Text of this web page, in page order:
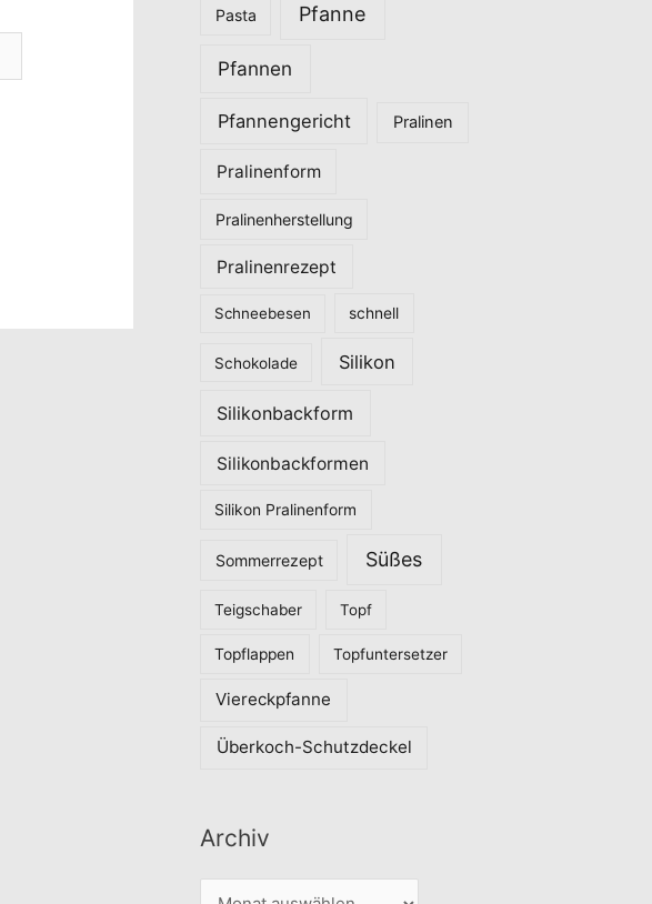
Pasta Pfanne
Pfannen
Pfannengericht Pralinen
Pralinenform
Pralinenherstellung
Pralinenrezept
Schneebesen schnell
Schokolade Silikon
Silikonbackform
Silikonbackformen
Silikon Pralinenform
Sommerrezept Süßes
Teigschaber Topf
Topflappen Topfuntersetzer
Viereckpfanne
Überkoch-Schutzdeckel
Archiv